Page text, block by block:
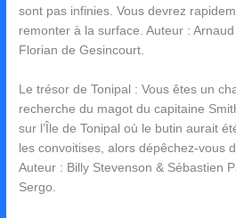
sont pas infinies. Vous devrez
remonter à la surface. Auteur :
Florian de Gesincourt.
Le trésor de Tonipal : Vous êtes un
recherche du magot du capitaine
sur l’Île de Tonipal où le butin aurait
les convoitises, alors dépêchez-vous
Auteur : Billy Stevenson & Sébastien
Sergo.